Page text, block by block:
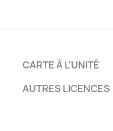
CARTE À L'UNITÉ
AUTRES LICENCES